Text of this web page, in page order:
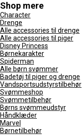
Shop mere
Character
Drenge
Alle accessories til drenge
Alle accessories til piger
Disney Princess
Børnekarakter
Spiderman
Alle børn svømmer
Badetøj til piger og drenge
Vandsportsudstyrstilbehør
Svømmeshop
Svømmetilbehør
Børns svømmeudstyr
Håndklæder
Marvel
Børnetilbehør